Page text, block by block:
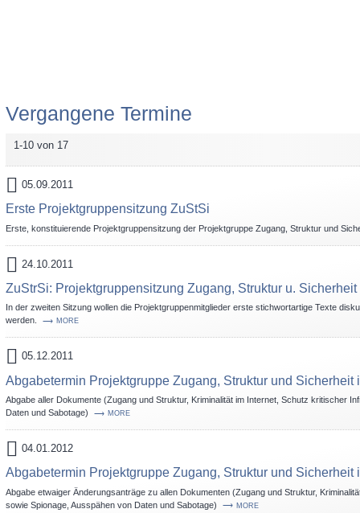
Vergangene Termine
1-10 von 17
05.09.2011
Erste Projektgruppensitzung ZuStSi
Erste, konstituierende Projektgruppensitzung der Projektgruppe Zugang, Struktur und
24.10.2011
ZuStrSi: Projektgruppensitzung Zugang, Struktur u. Sicherheit
In der zweiten Sitzung wollen die Projektgruppenmitglieder erste stichwortartige Texte
werden.
MORE
05.12.2011
Abgabetermin Projektgruppe Zugang, Struktur und Sicherheit
Abgabe aller Dokumente (Zugang und Struktur, Kriminalität im Internet, Schutz kritischer
Daten und Sabotage)
MORE
04.01.2012
Abgabetermin Projektgruppe Zugang, Struktur und Sicherheit
Abgabe etwaiger Änderungsanträge zu allen Dokumenten (Zugang und Struktur,
sowie Spionage, Ausspähen von Daten und Sabotage)
MORE